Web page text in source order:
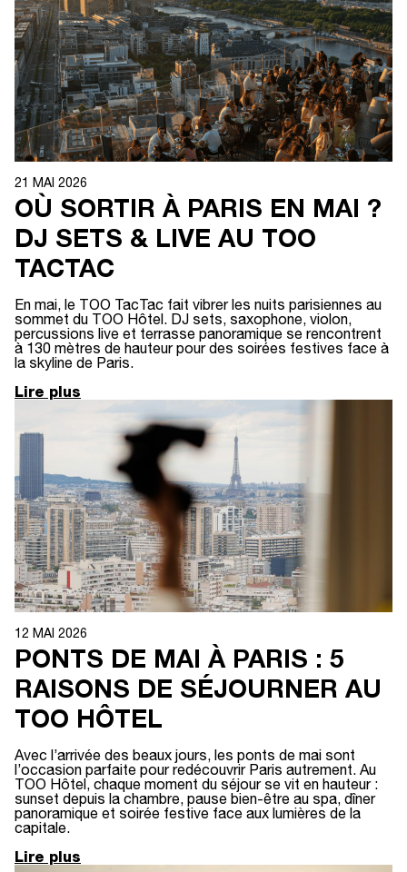
21 MAI 2026
OÙ SORTIR À PARIS EN MAI ?
DJ SETS & LIVE AU TOO
TACTAC
En mai, le TOO TacTac fait vibrer les nuits parisiennes au
sommet du TOO Hôtel. DJ sets, saxophone, violon,
percussions live et terrasse panoramique se rencontrent
à 130 mètres de hauteur pour des soirées festives face à
la skyline de Paris.
Lire plus
12 MAI 2026
PONTS DE MAI À PARIS : 5
RAISONS DE SÉJOURNER AU
TOO HÔTEL
Avec l’arrivée des beaux jours, les ponts de mai sont
l’occasion parfaite pour redécouvrir Paris autrement. Au
TOO Hôtel, chaque moment du séjour se vit en hauteur :
sunset depuis la chambre, pause bien-être au spa, dîner
panoramique et soirée festive face aux lumières de la
capitale.
Lire plus